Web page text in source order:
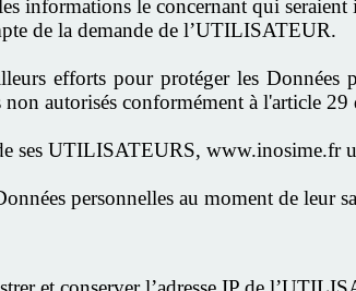
informations le concernant qui
de la demande de l’UTILISATEUR.
efforts pour protéger les Données
non autorisés conformément à l'article
ses UTILISATEURS, www.inosime.fr
personnelles au moment de leur